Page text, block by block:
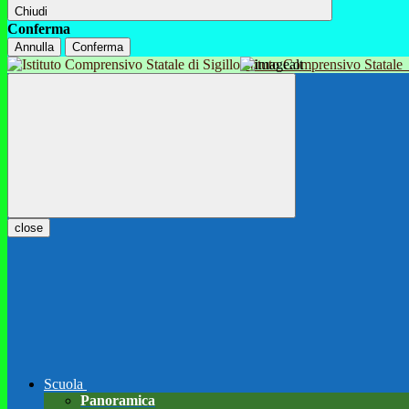
Chiudi
Conferma
Annulla Conferma
Istituto Comprensivo Statale
close
Scuola
Panoramica